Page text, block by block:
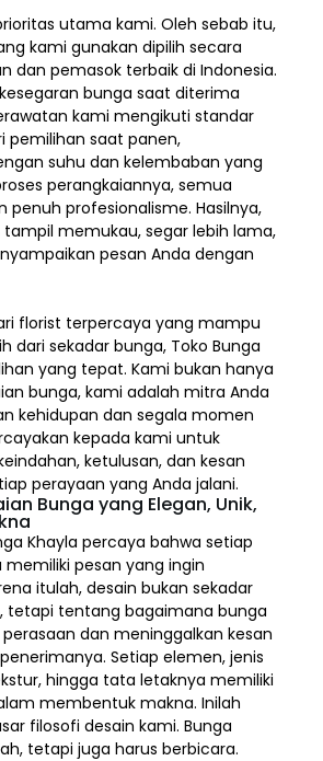
utama kami. Oleh sebab itu,
kami gunakan dipilih secara
dan pemasok terbaik di Indonesia.
bunga saat diterima
kami mengikuti standar
pemilihan saat panen,
suhu dan kelembaban yang
perangkaiannya, semua
penuh profesionalisme. Hasilnya,
memukau, segar lebih lama,
pesan Anda dengan
florist terpercaya yang mampu
dari sekadar bunga, Toko Bunga
yang tepat. Kami bukan hanya
bunga, kami adalah mitra Anda
kehidupan dan segala momen
kepada kami untuk
ketulusan, dan kesan
perayaan yang Anda jalani.
Bunga yang Elegan, Unik,
Khayla percaya bahwa setiap
pesan yang ingin
itulah, desain bukan sekadar
tetapi tentang bagaimana bunga
dan meninggalkan kesan
Setiap elemen,jenis
hingga tata letaknya memiliki
membentuk makna. Inilah
filosofi desain kami. Bunga
tetapi juga harus berbicara.